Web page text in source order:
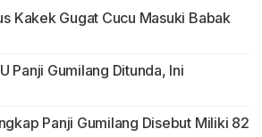
Kakek Gugat Cucu Masuki Babak
Panji Gumilang Ditunda, Ini
Panji Gumilang Disebut Miliki 82